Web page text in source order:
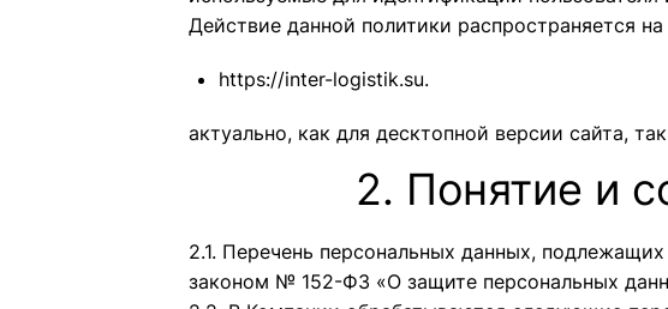
Действие данной политики распространяется
https://inter-logistik.su.
актуально, как для десктопной версии сайта,
2. Понятие и
2.1. Перечень персональных данных,
законом № 152-ФЗ «О защите персональных